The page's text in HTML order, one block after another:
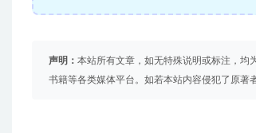
声明： 本站所有文章，如无特殊说明或标注，均
书籍等各类媒体平台。如若本站内容侵犯了原著